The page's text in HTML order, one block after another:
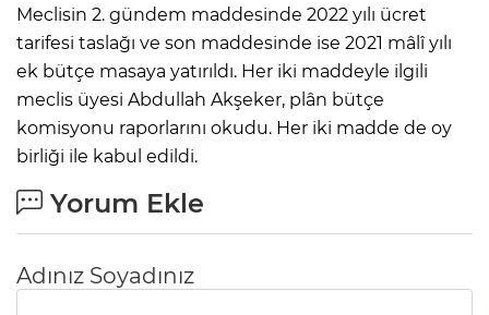
Meclisin 2. gündem maddesinde 2022 yılı ücret
tarifesi taslağı ve son maddesinde ise 2021 mâlî yılı
ek bütçe masaya yatırıldı. Her iki maddeyle ilgili
meclis üyesi Abdullah Akşeker, plân bütçe
komisyonu raporlarını okudu. Her iki madde de oy
birliği ile kabul edildi.
Yorum Ekle
Adınız Soyadınız